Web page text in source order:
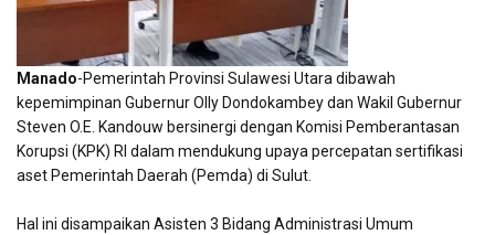
Manado-Pemerintah Provinsi Sulawesi Utara dibawah
kepemimpinan Gubernur Olly Dondokambey dan Wakil Gubernur
Steven O.E. Kandouw bersinergi dengan Komisi Pemberantasan
Korupsi (KPK) RI dalam mendukung upaya percepatan sertifikasi
aset Pemerintah Daerah (Pemda) di Sulut.
Hal ini disampaikan Asisten 3 Bidang Administrasi Umum